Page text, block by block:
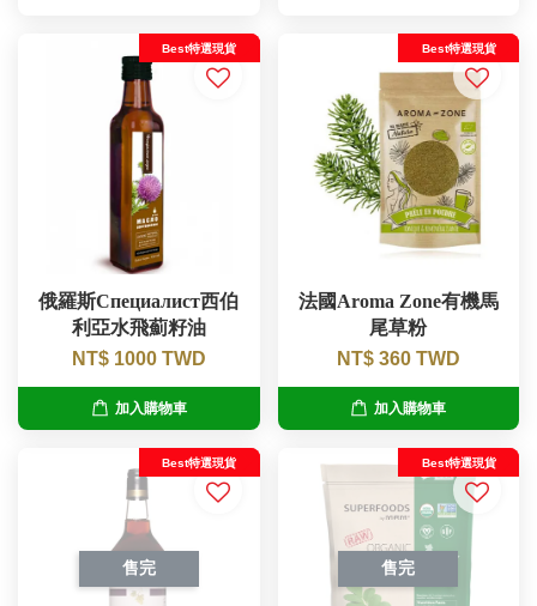
Best特選現貨
俄羅斯Специалист西伯
利亞水飛薊籽油
NT$ 1000 TWD
加入購物車
Best特選現貨
法國Aroma Zone有機馬
尾草粉
NT$ 360 TWD
加入購物車
售完
Best特選現貨
售完
Best特選現貨